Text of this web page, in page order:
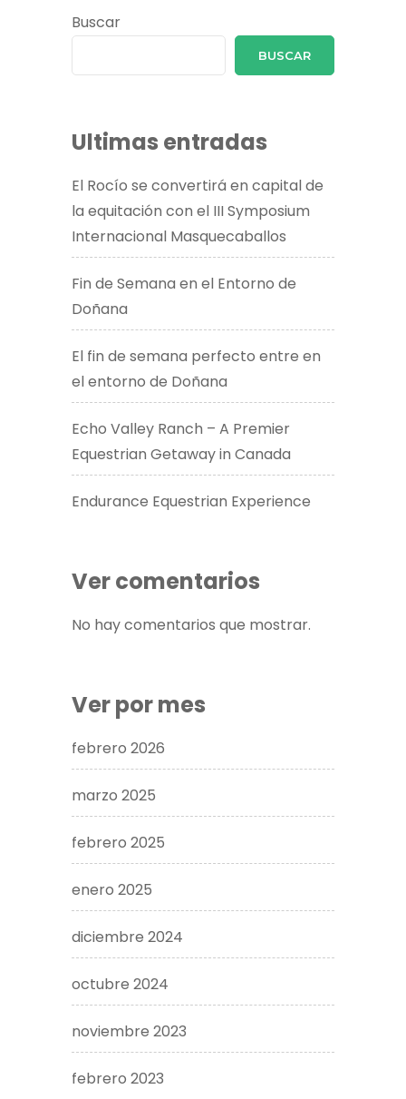
Buscar
BUSCAR
Ultimas entradas
El Rocío se convertirá en capital de
la equitación con el III Symposium
Internacional Masquecaballos
Fin de Semana en el Entorno de
Doñana
El fin de semana perfecto entre en
el entorno de Doñana
Echo Valley Ranch – A Premier
Equestrian Getaway in Canada​
Endurance Equestrian Experience
Ver comentarios
No hay comentarios que mostrar.
Ver por mes
febrero 2026
marzo 2025
febrero 2025
enero 2025
diciembre 2024
octubre 2024
noviembre 2023
febrero 2023